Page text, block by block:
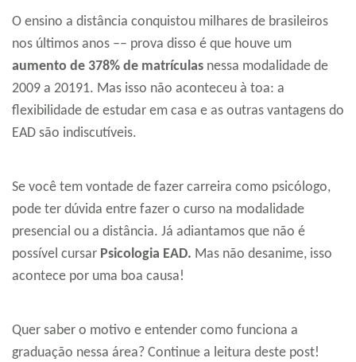
O ensino a distância conquistou milhares de brasileiros
nos últimos anos –– prova disso é que houve um
aumento de 378% de matrículas nessa modalidade de
2009 a 20191. Mas isso não aconteceu à toa: a
flexibilidade de estudar em casa e as outras vantagens do
EAD são indiscutíveis.
Se você tem vontade de fazer carreira como psicólogo,
pode ter dúvida entre fazer o curso na modalidade
presencial ou a distância. Já adiantamos que não é
possível cursar Psicologia EAD. Mas não desanime, isso
acontece por uma boa causa!
Quer saber o motivo e entender como funciona a
graduação nessa área? Continue a leitura deste post!